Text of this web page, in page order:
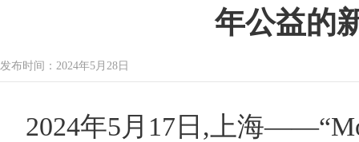
年公益的
发布时间：2024年5月28日
2024年5月17日,上海